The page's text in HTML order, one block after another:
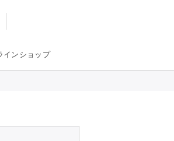
インショップ